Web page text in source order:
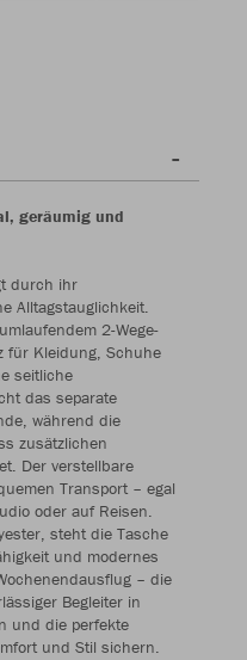
geräumig und
durch ihr
Alltagstauglichkeit.
2-Wege-
für Kleidung, Schuhe
seitliche
das separate
während die
zusätzlichen
Der verstellbare
Transport – egal
oder auf Reisen.
steht die Tasche
und modernes
– die
Begleiter in
und die perfekte
und Stil sichern.